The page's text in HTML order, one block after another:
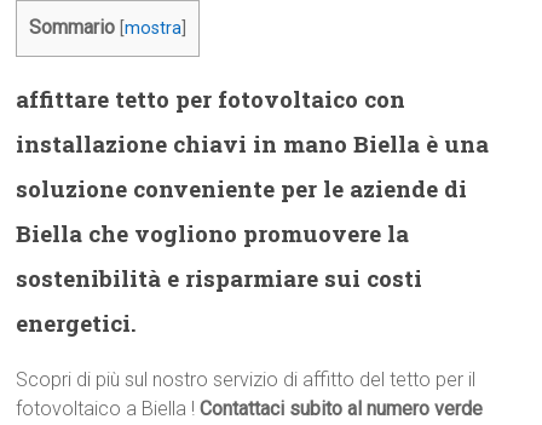
Sommario [mostra
affittare tetto per fotovoltaico con
installazione chiavi in mano Biella è una
soluzione conveniente per le aziende di
Biella che vogliono promuovere la
sostenibilità e risparmiare sui costi
energetici.
Scopri di più sul nostro servizio di affitto del tetto per il
fotovoltaico a Biella !Contattaci subito al numero verde